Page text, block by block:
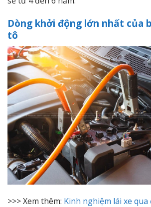
Dòng khởi động lớn nhất của
tô
>>> Xem thêm: Kinh nghiệm lái xe